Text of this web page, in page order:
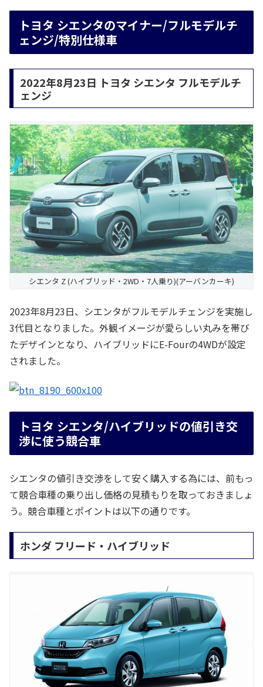
トヨタ シエンタのマイナー/フルモデルチ
ェンジ/特別仕様車
2022年8月23日 トヨタ シエンタ フルモデルチ
ェンジ
シエンタ Z (ハイブリッド・2WD・7人乗り)(アーバンカーキ)
2023年8月23日、シエンタがフルモデルチェンジを実施し
3代目となりました。外観イメージが愛らしい丸みを帯び
たデザインとなり、ハイブリッドにE-Fourの4WDが設定
されました。
トヨタ シエンタ/ハイブリッドの値引き交
渉に使う競合車
シエンタの値引き交渉をして安く購入する為には、前もっ
て競合車種の乗り出し価格の見積もりを取っておきましょ
う。競合車種とポイントは以下の通りです。
ホンダ フリード・ハイブリッド